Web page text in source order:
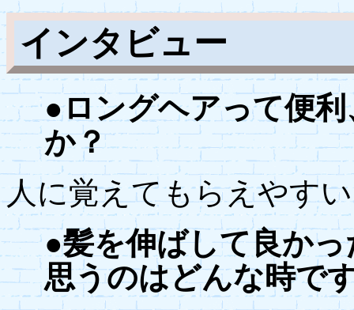
インタビュー
●ロングヘアって便
か？
人に覚えてもらえやすい
●髪を伸ばして良か
思うのはどんな時で